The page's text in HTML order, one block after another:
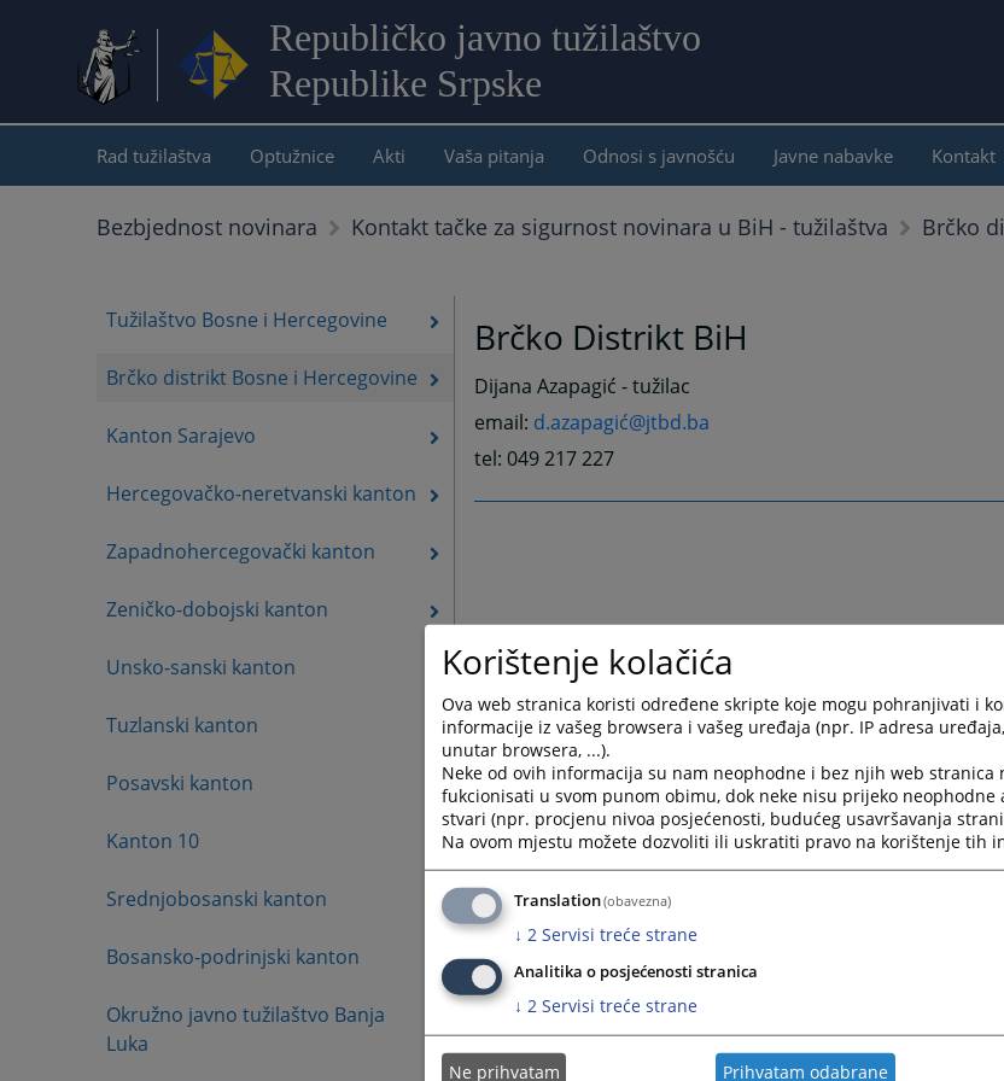
Republičko javno tužilaštvo
Republike Srpske
sadržaj
Rad tužilaštva Optužnice Akti Vaša pitanja Odnosi s javnošću Javne nabavke Kontakt
Bezbjednost novinara Kontakt tačke za sigurnost novinara u BiH - tužilaštva Brčko
Tužilaštvo Bosne i Hercegovine
Brčko distrikt Bosne i Hercegovine
Kanton Sarajevo
Hercegovačko-neretvanski kanton
Zapadnohercegovački kanton
Zeničko-dobojski kanton
Unsko-sanski kanton
Tuzlanski kanton
Posavski kanton
Kanton 10
Srednjobosanski kanton
Bosansko-podrinjski kanton
Okružno javno tužilaštvo Banja
Luka
Brčko Distrikt BiH
Dijana Azapagić - tužilac
email: d.azapagić@jtbd.ba
tel: 049 217 227
Korištenje kolačića
Ova web stranica koristi određene skripte koje mogu pohranjivati i
informacije iz vašeg browsera i vašeg uređaja (npr. IP adresa
unutar browsera, ...).
Neke od ovih informacija su nam neophodne i bez njih web stranica
fukcionisati u svom punom obimu, dok neke nisu prijeko neophodne
stvari (npr. procjenu nivoa posjećenosti, budućeg usavršavanja
Na ovom mjestu možete dozvoliti ili uskratiti pravo na korištenje tih
Translation(obavezna)
↓ 2 Servisi treće strane
Analitika o posjećenosti stranica
↓ 2 Servisi treće strane
Ne prihvatam Prihvatam odabrane